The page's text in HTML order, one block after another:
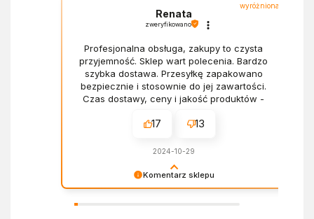
Komentarz sklepu
wyróżniona
Renata
zweryfikowano
Profesjonalna obsługa, zakupy to czysta
przyjemność. Sklep wart polecenia. Bardzo
szybka dostawa. Przesyłkę zapakowano
bezpiecznie i stosownie do jej zawartości.
Czas dostawy, ceny i jakość produktów -
17 13
2024-10-29